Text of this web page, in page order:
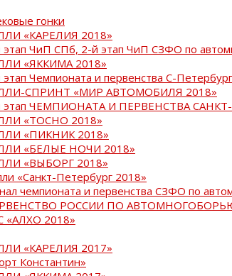
гонки
«КАРЕЛИЯ 2018»
этап ЧиП СПб, 2-й этап ЧиП СЗФО по
«ЯККИМА 2018»
этап Чемпионата и первенства С-
СПРИНТ «МИР АВТОМОБИЛЯ 2018»
этап ЧЕМПИОНАТА И ПЕРВЕНСТВА
«ТОСНО 2018»
«ПИКНИК 2018»
«БЕЛЫЕ НОЧИ 2018»
«ВЫБОРГ 2018»
«Санкт-Петербург 2018»
чемпионата и первенства СЗФО по
РОССИИ ПО
«АЛХО 2018»
«КАРЕЛИЯ 2017»
Константин»